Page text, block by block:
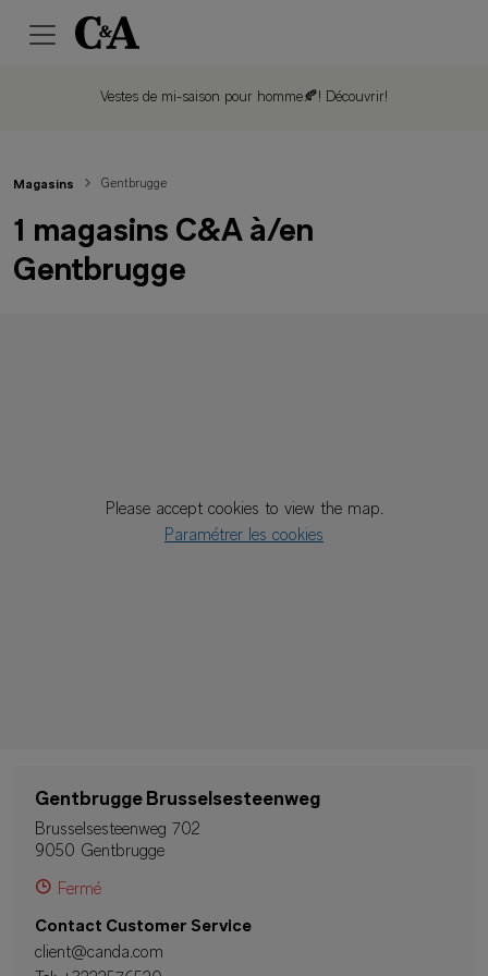
Vestes de mi-saison pour homme🍂! Découvrir!
Please accept cookies to view the map.
Paramétrer les cookies
Magasins Gentbrugge
1 magasins C&A à/en
Gentbrugge
Gentbrugge Brusselsesteenweg
Brusselsesteenweg 702
9050 Gentbrugge
Fermé
Contact Customer Service
client@canda.com